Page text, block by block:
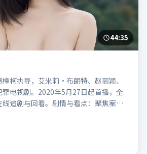
44:35
樟柯执导，艾米莉·布朗特、赵丽颖、
电视剧。2020年5月27日起首播，全
追剧与回看。剧情与看点：聚焦案件
十足，兼具社会观察与戏剧冲突。本
」「贾樟柯」「犯罪」「韩国」
27上映」等关键词的影迷阅读简介与主